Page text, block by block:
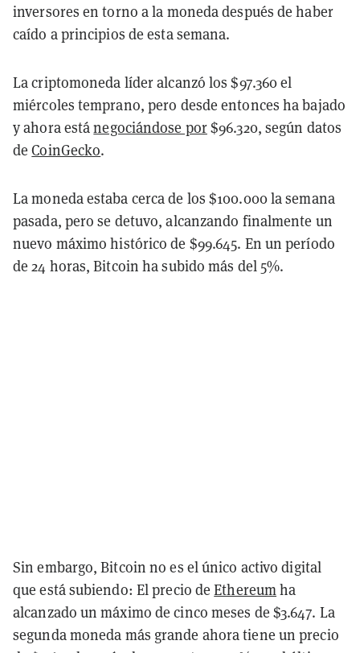
inversores en torno a la moneda después de haber
caído a principios de esta semana.
La criptomoneda líder alcanzó los $97.360 el
miércoles temprano, pero desde entonces ha bajado
y ahora estánegociándose por$96.320, según datos
deCoinGecko.
La moneda estaba cerca de los $100.000 la semana
pasada, pero se detuvo, alcanzando finalmente un
nuevo máximo histórico de $99.645. En un período
de 24 horas, Bitcoin ha subido más del 5%.
Sin embargo, Bitcoin no es el único activo digital
que está subiendo: El precio deEthereumha
alcanzado un máximo de cinco meses de $3.647. La
segunda moneda más grande ahora tiene un precio